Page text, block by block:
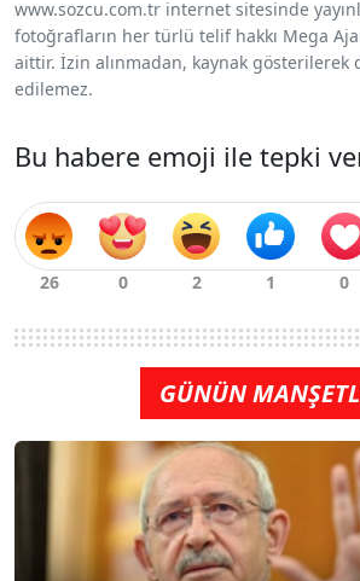
www.sozcu.com.tr internet sitesinde
fotoğrafların her türlü telif hakkı Mega
aittir. İzin alınmadan, kaynak gösterilerek
edilemez.
Bu habere emoji ile tepki
GÜNÜN